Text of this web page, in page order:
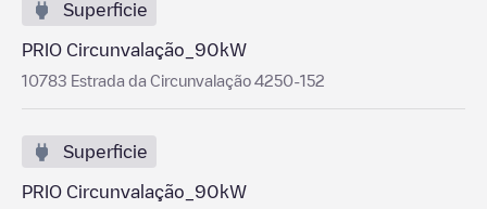
Superficie
PRIO Circunvalação_90kW
10783 Estrada da Circunvalação 4250-152
Superficie
PRIO Circunvalação_90kW